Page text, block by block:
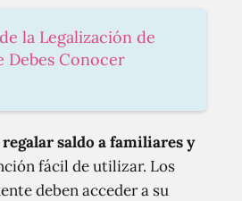
la Legalización de
Debes Conocer
saldo a familiares y
fácil de utilizar. Los
deben acceder a su